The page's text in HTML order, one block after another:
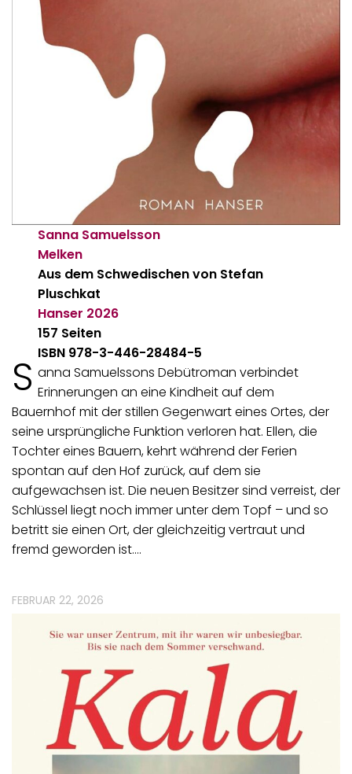
Sanna Samuelsson
Melken
Aus dem Schwedischen von Stefan
Pluschkat
Hanser 2026
157 Seiten
ISBN 978-3-446-28484-5
S anna Samuelssons Debütroman verbindet
Erinnerungen an eine Kindheit auf dem
Bauernhof mit der stillen Gegenwart eines Ortes, der
seine ursprüngliche Funktion verloren hat. Ellen, die
Tochter eines Bauern, kehrt während der Ferien
spontan auf den Hof zurück, auf dem sie
aufgewachsen ist. Die neuen Besitzer sind verreist, der
Schlüssel liegt noch immer unter dem Topf – und so
betritt sie einen Ort, der gleichzeitig vertraut und
fremd geworden ist.…
FEBRUAR 22, 2026